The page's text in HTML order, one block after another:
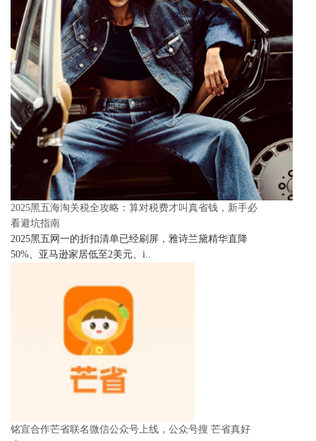
2025黑五海淘关税全攻略：算对税费才叫真省钱，新手必
看避坑指南
2025黑五网一的折扣清单已经刷屏，雅诗兰黛精华直降
50%、亚马逊家居低至2美元、i..
铭宣合作芒省联名微信公众号上线，公众号搜 芒省真好